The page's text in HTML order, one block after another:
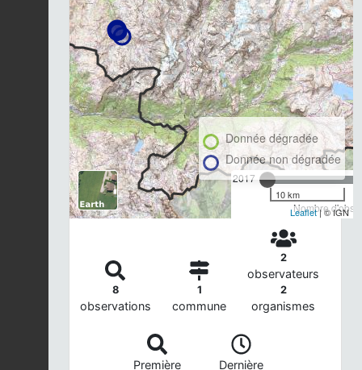
2017
Nombre
Donnée dégradée
Donnée non dégradée
10 km
Leaflet| © IGN
8
observations
1
commune
2
observateurs
2
organismes
Première
Dernière